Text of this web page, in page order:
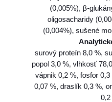
g
G
a
t
r
o
i
(0,005%), β-
oligosacharidy
(0,004%), sušené
surový proteín 8,0 %,
popol 3,0 %, vlhkosť
vápnik 0,2 %, fosfor
0,07 %, draslík 0,3 %,
0,2